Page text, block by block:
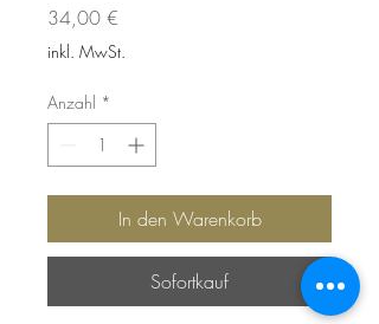
34,00 €
inkl. MwSt.
Anzahl *
In den Warenkorb
Sofortkauf